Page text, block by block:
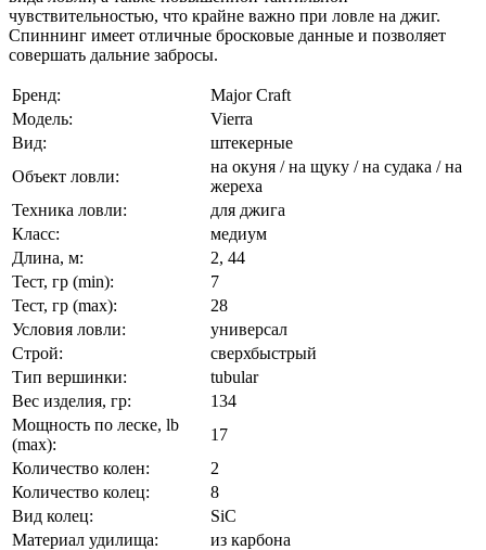
чувствительностью, что крайне важно при ловле на джиг.
Спиннинг имеет отличные бросковые данные и позволяет
совершать дальние забросы.
Бренд:
Major Craft
Модель:
Vierra
Вид:
штекерные
Объект ловли:
на окуня / на щуку / на судака / на
жереха
Техника ловли:
для джига
Класс:
медиум
Длина, м:
2, 44
Тест, гр (min):
7
Тест, гр (max):
28
Условия ловли:
универсал
Строй:
сверхбыстрый
Тип вершинки:
tubular
Вес изделия, гр:
134
Мощность по леске, lb
(max):
17
Количество колен:
2
Количество колец:
8
Вид колец:
SiC
Материал удилища:
из карбона